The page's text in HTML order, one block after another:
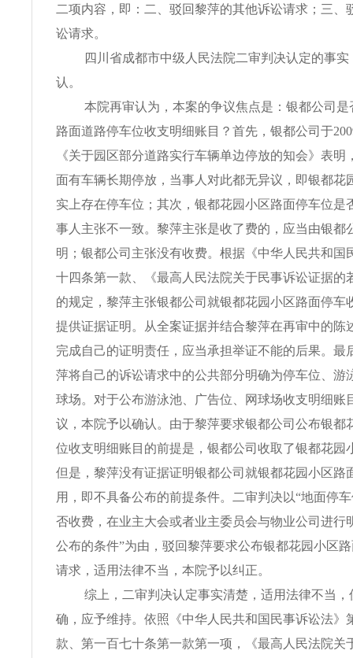
二项内容，即：二、驳回黎萍的其他诉讼请求；三、
讼请求。
四川省成都市中级人民法院二审判决认定的事
认。
本院再审认为，本案的争议焦点是：银都公司
路面道路停车位收支明细账目？首先，银都公司于
《关于园区部分道路实行车辆单边停放的知会》表明
面有车辆长期停放，当事人对此都无异议，即银都花
实上存在停车位；其次，银都花园小区路面停车位是
事人主张不一致。黎萍主张是收了费的，应当由银都
明；银都公司主张没有收费。根据《中华人民共和国
十四条第一款、《最高人民法院关于民事诉讼证据的
的规定，黎萍主张银都公司就银都花园小区路面停车
提供证据证明。从全案证据并结合黎萍在再审中的陈
完成自己的证明责任，应当承担举证不能的后果。最
萍将自己的诉讼请求中的公共部分明确为停车位、游
球场。对于公布游泳池、广告位、网球场收支明细账
议，本院予以确认。由于黎萍要求银都公司公布银都
位收支明细账目的前提是，银都公司收取了银都花园
但是，黎萍没有证据证明银都公司就银都花园小区路
用，即不具备公布的前提条件。二审判决以“地面停
否收费，在业主大会或者业主委员会与物业公司进行
公布的条件”为由，驳回黎萍要求公布银都花园小区
请求，适用法律不当，本院予以纠正。
综上，二审判决认定事实清楚，适用法律不当，
确，应予维持。依照《中华人民共和国民事诉讼法》
款、第一百七十条第一款第一项，《最高人民法院关